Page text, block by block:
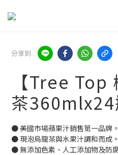
分享到
【Tree Top
茶360mlx24
● 美國市場蘋果汁銷售第一品牌。
● 現泡烏龍茶與水果汁調和而成。
● 無添加色素、人工添加物及防